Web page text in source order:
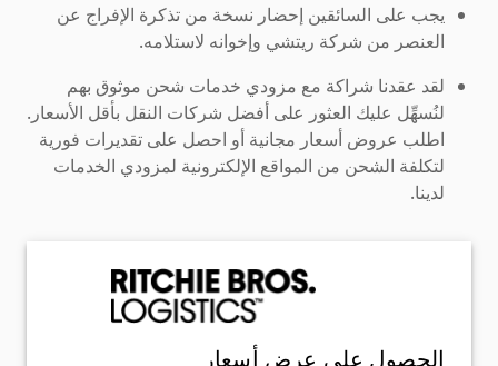
يجب على السائقين إحضار نسخة من تذكرة الإفراج عن
العنصر من شركة ريتشي وإخوانه لاستلامه.
لقد عقدنا شراكة مع مزودي خدمات شحن موثوق بهم
لنُسهِّل عليك العثور على أفضل شركات النقل بأقل الأسعار.
اطلب عروض أسعار مجانية أو احصل على تقديرات فورية
لتكلفة الشحن من المواقع الإلكترونية لمزودي الخدمات
لدينا.
الحصول على عرض أسعار